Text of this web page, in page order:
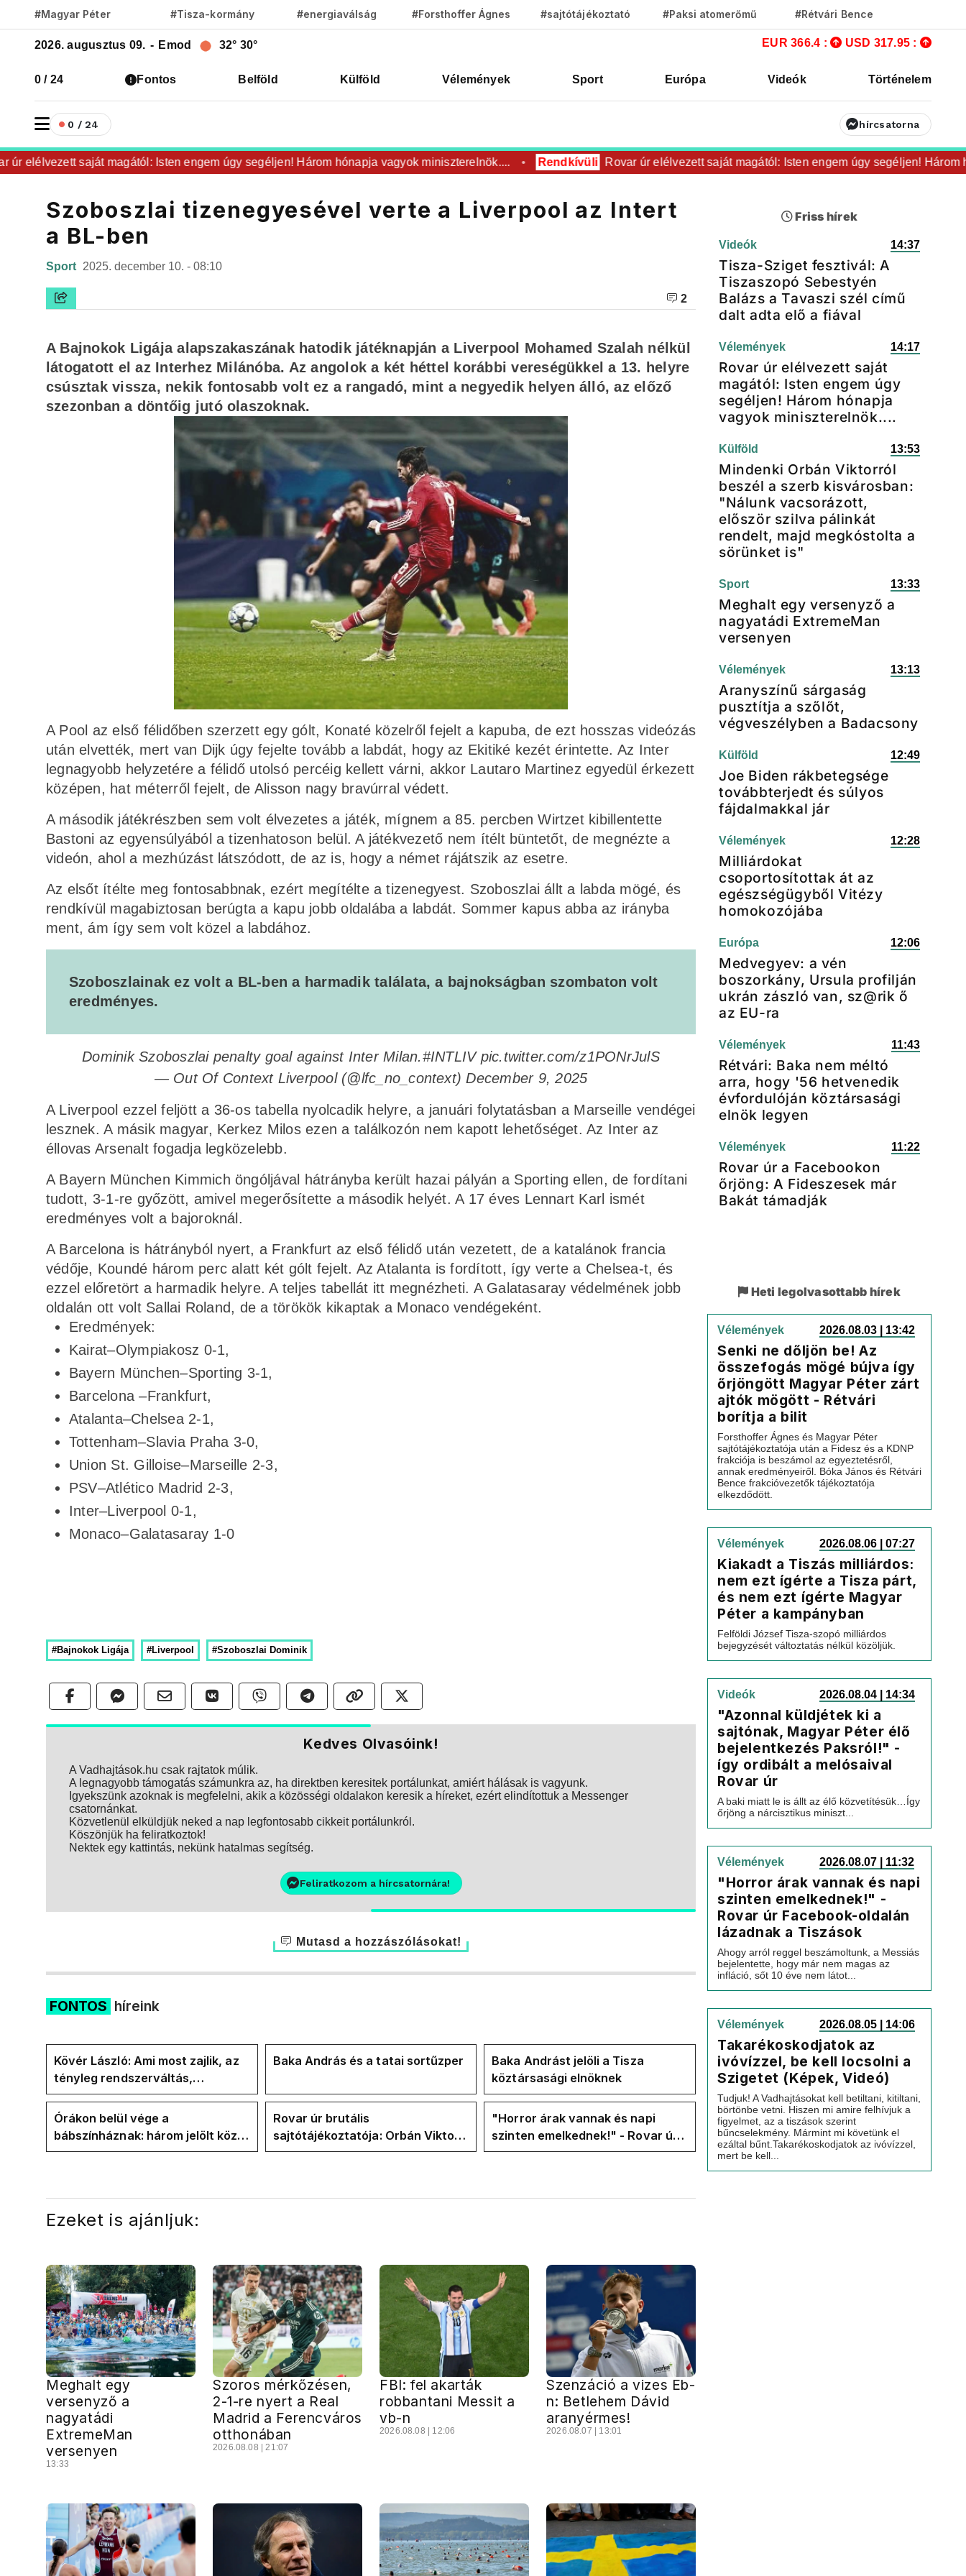
#Magyar Péter #Tisza-kormány #energiaválság #Forsthoffer Ágnes #sajtótájékoztató #Paksi atomerőmű #Rétvári Bence
2026. augusztus 09. - Emod 32° 30° EUR 366.4 : USD 317.95 :
0 / 24 Fontos Belföld Külföld Vélemények Sport Európa Videók Történelem
0 / 24 hírcsatorna
saját magától: Isten engem úgy segéljen! Három hónapja vagyok miniszterelnök.... Rendkívüli Rovar úr elélvezett saját magától: Isten engem úgy segéljen! Három
Szoboszlai tizenegyesével verte a Liverpool az Intert
a BL-ben
Sport 2025. december 10. - 08:10
2
A Bajnokok Ligája alapszakaszának hatodik játéknapján a Liverpool Mohamed Szalah nélkül
látogatott el az Interhez Milánóba. Az angolok a két héttel korábbi vereségükkel a 13. helyre
csúsztak vissza, nekik fontosabb volt ez a rangadó, mint a negyedik helyen álló, az előző
szezonban a döntőig jutó olaszoknak.
A Pool az első félidőben szerzett egy gólt, Konaté közelről fejelt a kapuba, de ezt hosszas videózás
után elvették, mert van Dijk úgy fejelte tovább a labdát, hogy az Ekitiké kezét érintette. Az Inter
legnagyobb helyzetére a félidő utolsó percéig kellett várni, akkor Lautaro Martinez egyedül érkezett
középen, hat méterről fejelt, de Alisson nagy bravúrral védett.
A második játékrészben sem volt élvezetes a játék, mígnem a 85. percben Wirtzet kibillentette
Bastoni az egyensúlyából a tizenhatoson belül. A játékvezető nem ítélt büntetőt, de megnézte a
videón, ahol a mezhúzást látszódott, de az is, hogy a német rájátszik az esetre.
Az elsőt ítélte meg fontosabbnak, ezért megítélte a tizenegyest. Szoboszlai állt a labda mögé, és
rendkívül magabiztosan berúgta a kapu jobb oldalába a labdát. Sommer kapus abba az irányba
ment, ám így sem volt közel a labdához.
Szoboszlainak ez volt a BL-ben a harmadik találata, a bajnokságban szombaton volt
eredményes.
Dominik Szoboszlai penalty goal against Inter Milan.#INTLIV pic.twitter.com/z1PONrJulS
— Out Of Context Liverpool (@lfc_no_context) December 9, 2025
A Liverpool ezzel feljött a 36-os tabella nyolcadik helyre, a januári folytatásban a Marseille vendégei
lesznek. A másik magyar, Kerkez Milos ezen a találkozón nem kapott lehetőséget. Az Inter az
éllovas Arsenalt fogadja legközelebb.
A Bayern München Kimmich öngóljával hátrányba került hazai pályán a Sporting ellen, de fordítani
tudott, 3-1-re győzött, amivel megerősítette a második helyét. A 17 éves Lennart Karl ismét
eredményes volt a bajoroknál.
A Barcelona is hátrányból nyert, a Frankfurt az első félidő után vezetett, de a katalánok francia
védője, Koundé három perc alatt két gólt fejelt. Az Atalanta is fordított, így verte a Chelsea-t, és
ezzel előretört a harmadik helyre. A teljes tabellát itt megnézheti. A Galatasaray védelmének jobb
oldalán ott volt Sallai Roland, de a törökök kikaptak a Monaco vendégeként.
Eredmények:
Kairat–Olympiakosz 0-1,
Bayern München–Sporting 3-1,
Barcelona –Frankfurt,
Atalanta–Chelsea 2-1,
Tottenham–Slavia Praha 3-0,
Union St. Gilloise–Marseille 2-3,
PSV–Atlético Madrid 2-3,
Inter–Liverpool 0-1,
Monaco–Galatasaray 1-0
#Bajnokok Ligája #Liverpool #Szoboszlai Dominik
Kedves Olvasóink!
A Vadhajtások.hu csak rajtatok múlik.
A legnagyobb támogatás számunkra az, ha direktben keresitek portálunkat, amiért hálásak is vagyunk.
Igyekszünk azoknak is megfelelni, akik a közösségi oldalakon keresik a híreket, ezért elindítottuk a Messenger
csatornánkat.
Közvetlenül elküldjük neked a nap legfontosabb cikkeit portálunkról.
Köszönjük ha feliratkoztok!
Nektek egy kattintás, nekünk hatalmas segítség.
Feliratkozom a hírcsatornára!
Mutasd a hozzászólásokat!
FONTOS híreink
Kövér László: Ami most zajlik, az
tényleg rendszerváltás,
pontosabban
rendszervisszaváltás
Baka András és a tatai sortűzper
Baka Andrást jelöli a Tisza
köztársasági elnöknek
Órákon belül vége a
bábszínháznak: három jelölt közül
"választ" ma államfőt a Tisza-
Rovar úr brutális
sajtótájékoztatója: Orbán Viktor
és a Vadhajtások a felelős a
"Horror árak vannak és napi
szinten emelkednek!" - Rovar úr
Facebook-oldalán lázadnak a
Ezeket is ajánljuk:
Meghalt egy
versenyző a
nagyatádi
ExtremeMan
versenyen
13:33
Szoros mérkőzésen,
2-1-re nyert a Real
Madrid a Ferencváros
otthonában
2026.08.08 | 21:07
FBI: fel akarták
robbantani Messit a
vb-n
2026.08.08 | 12:06
Szenzáció a vizes Eb-
n: Betlehem Dávid
aranyérmes!
2026.08.07 | 13:01
Friss hírek
Videók 14:37
Tisza-Sziget fesztivál: A
Tiszaszopó Sebestyén
Balázs a Tavaszi szél című
dalt adta elő a fiával
Vélemények 14:17
Rovar úr elélvezett saját
magától: Isten engem úgy
segéljen! Három hónapja
vagyok miniszterelnök....
Külföld 13:53
Mindenki Orbán Viktorról
beszél a szerb kisvárosban:
"Nálunk vacsorázott,
először szilva pálinkát
rendelt, majd megkóstolta a
sörünket is"
Sport 13:33
Meghalt egy versenyző a
nagyatádi ExtremeMan
versenyen
Vélemények 13:13
Aranyszínű sárgaság
pusztítja a szőlőt,
végveszélyben a Badacsony
Külföld 12:49
Joe Biden rákbetegsége
továbbterjedt és súlyos
fájdalmakkal jár
Vélemények 12:28
Milliárdokat
csoportosítottak át az
egészségügyből Vitézy
homokozójába
Európa 12:06
Medvegyev: a vén
boszorkány, Ursula profilján
ukrán zászló van, sz@rik ő
az EU-ra
Vélemények 11:43
Rétvári: Baka nem méltó
arra, hogy '56 hetvenedik
évfordulóján köztársasági
elnök legyen
Vélemények 11:22
Rovar úr a Facebookon
őrjöng: A Fideszesek már
Bakát támadják
Heti legolvasottabb hírek
Vélemények 2026.08.03 | 13:42
Senki ne dőljön be! Az
összefogás mögé bújva így
őrjöngött Magyar Péter zárt
ajtók mögött - Rétvári
borítja a bilit
Forsthoffer Ágnes és Magyar Péter
sajtótájékoztatója után a Fidesz és a KDNP
frakciója is beszámol az egyeztetésről,
annak eredményeiről. Bóka János és Rétvári
Bence frakcióvezetők tájékoztatója
elkezdődött.
Vélemények 2026.08.06 | 07:27
Kiakadt a Tiszás milliárdos:
nem ezt ígérte a Tisza párt,
és nem ezt ígérte Magyar
Péter a kampányban
Felföldi József Tisza-szopó milliárdos
bejegyzését változtatás nélkül közöljük.
Videók 2026.08.04 | 14:34
"Azonnal küldjétek ki a
sajtónak, Magyar Péter élő
bejelentkezés Paksról!" -
így ordibált a melósaival
Rovar úr
A baki miatt le is állt az élő közvetítésük…Így
őrjöng a nárcisztikus miniszt...
Vélemények 2026.08.07 | 11:32
"Horror árak vannak és napi
szinten emelkednek!" -
Rovar úr Facebook-oldalán
lázadnak a Tiszások
Ahogy arról reggel beszámoltunk, a Messiás
bejelentette, hogy már nem magas az
infláció, sőt 10 éve nem látot...
Vélemények 2026.08.05 | 14:06
Takarékoskodjatok az
ivóvízzel, be kell locsolni a
Szigetet (Képek, Videó)
Tudjuk! A Vadhajtásokat kell betiltani, kitiltani,
börtönbe vetni. Hiszen mi amire felhívjuk a
figyelmet, az a tiszások szerint
bűncselekmény. Mármint mi követünk el
ezáltal bűnt.Takarékoskodjatok az ivóvízzel,
mert be kell...